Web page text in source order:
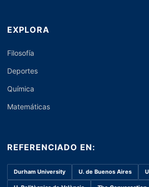
EXPLORA
Filosofía
Deportes
Química
Matemáticas
REFERENCIADO EN:
Durham University U. de Buenos Aires